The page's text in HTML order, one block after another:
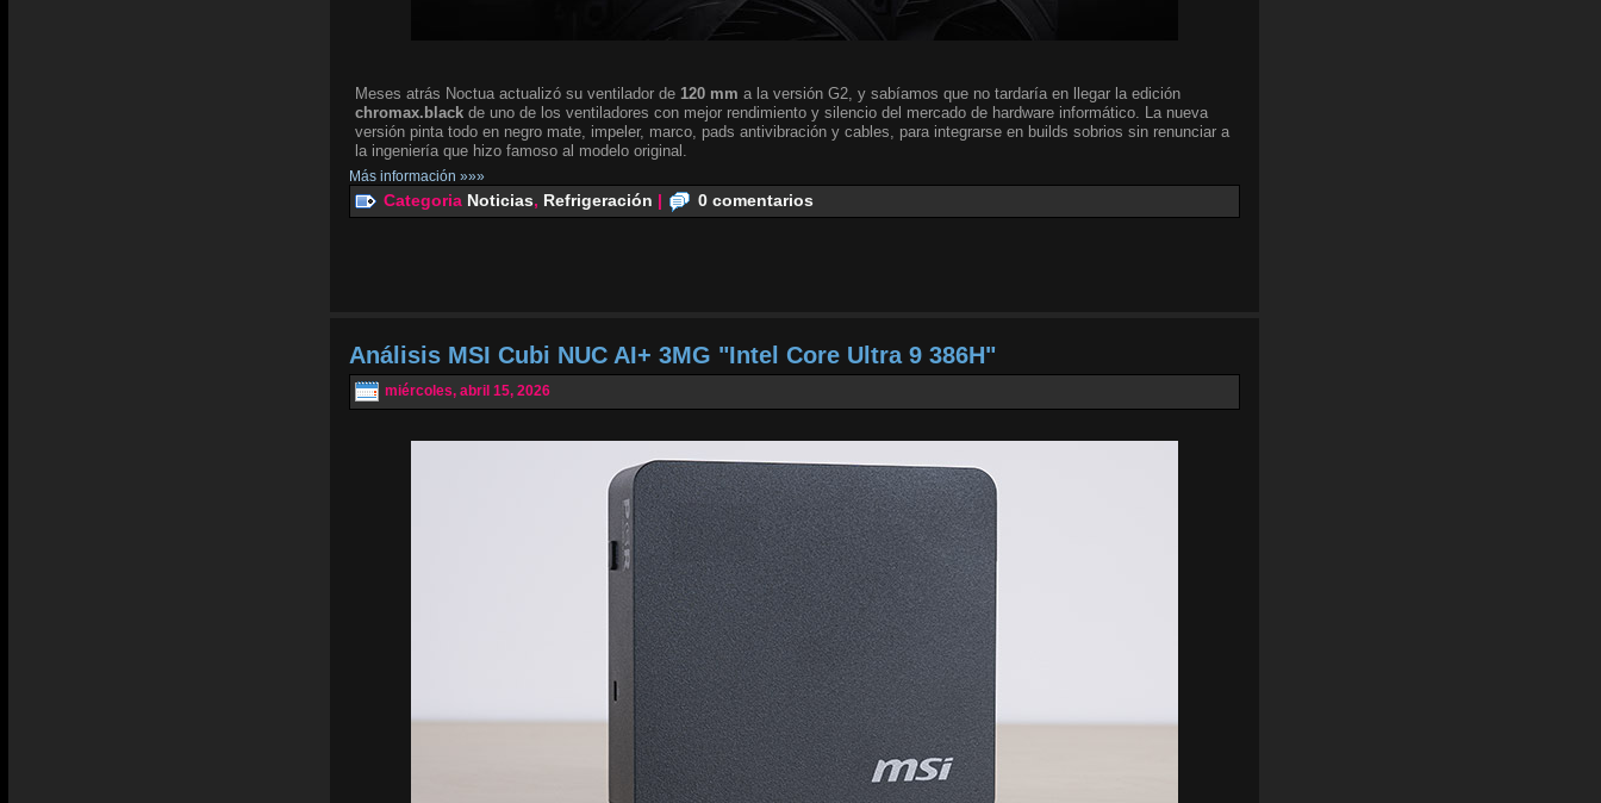
Meses atrás Noctua actualizó su ventilador de 120 mm a la versión G2, y sabíamos que no tardaría en llegar la edición
chromax.black de uno de los ventiladores con mejor rendimiento y silencio del mercado de hardware informático. La nueva
versión pinta todo en negro mate, impeler, marco, pads antivibración y cables, para integrarse en builds sobrios sin renunciar a
la ingeniería que hizo famoso al modelo original.
Más información »»»
Categoria Noticias, Refrigeración | 0 comentarios
Análisis MSI Cubi NUC AI+ 3MG "Intel Core Ultra 9 386H"
miércoles, abril 15, 2026